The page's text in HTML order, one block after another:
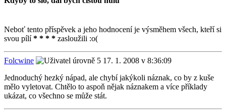
Neboť tento příspěvek a jeho hodnocení je výsměhem všech, kteří si
svou pílí* * * * zasloužili :o(
Folcwine
17. 1. 2008 v 8:36:09
Jednoduchý hezký nápad, ale chybí jakýkoli náznak, co by z kuše
mělo vyletovat. Chtělo to aspoň nějak náznakem a více příklady
ukázat, co všechno se může stát.